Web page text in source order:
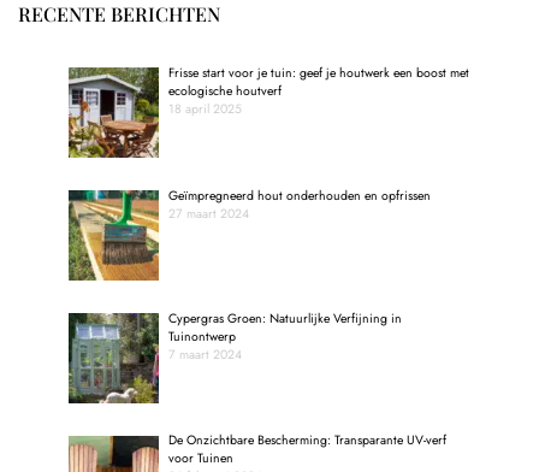
RECENTE BERICHTEN
Frisse start voor je tuin: geef je houtwerk een boost met
ecologische houtverf
18 april 2025
Geïmpregneerd hout onderhouden en opfrissen
27 maart 2024
Cypergras Groen: Natuurlijke Verfijning in
Tuinontwerp
7 maart 2024
De Onzichtbare Bescherming: Transparante UV-verf
voor Tuinen